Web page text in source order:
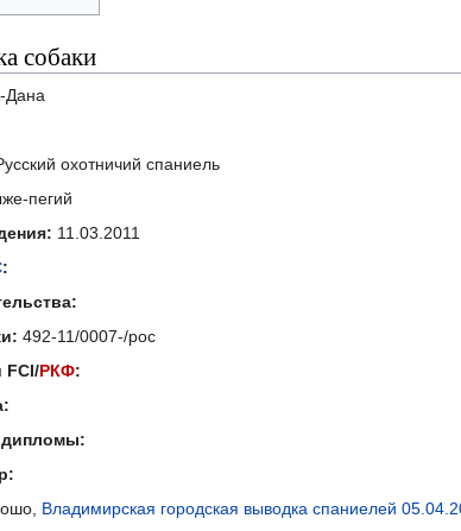
собаки
Дана
охотничий спаниель
пегий
11.03.2011
:
492-11/0007-/рос
РКФ:
Владимирская городская выводка спаниелей